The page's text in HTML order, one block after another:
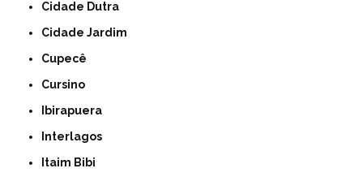
Cidade Dutra
Cidade Jardim
Cupecê
Cursino
Ibirapuera
Interlagos
Itaim Bibi